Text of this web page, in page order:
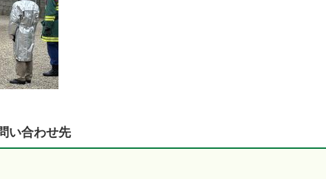
い合わせ先